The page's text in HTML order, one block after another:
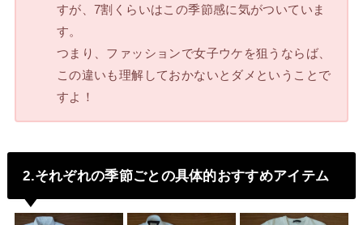
すが、7割くらいはこの季節感に気がついていま
す。
つまり、ファッションで女子ウケを狙うならば、
この違いも理解しておかないとダメということで
すよ！
2.それぞれの季節ごとの具体的おすすめアイテム